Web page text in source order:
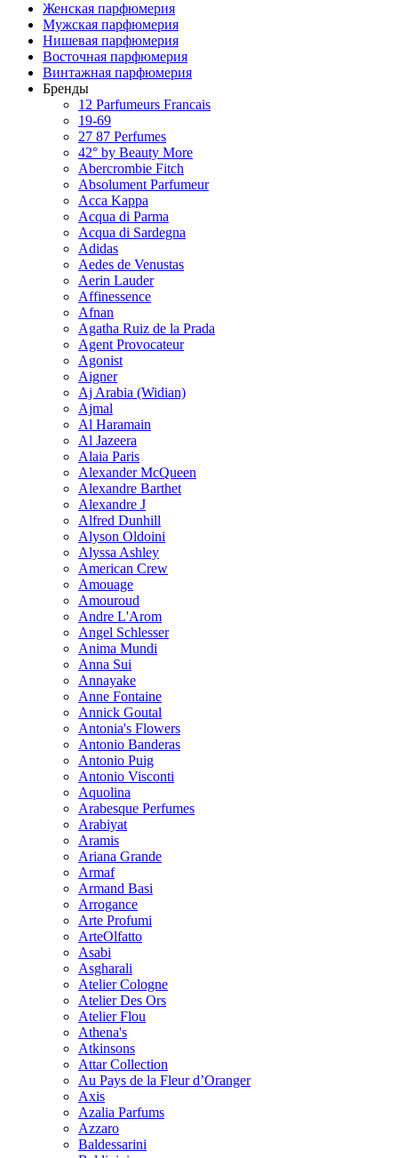
Женская парфюмерия
Мужская парфюмерия
Нишевая парфюмерия
Восточная парфюмерия
Винтажная парфюмерия
Бренды
12 Parfumeurs Francais
19-69
27 87 Perfumes
42° by Beauty More
Abercrombie Fitch
Absolument Parfumeur
Acca Kappa
Acqua di Parma
Acqua di Sardegna
Adidas
Aedes de Venustas
Aerin Lauder
Affinessence
Afnan
Agatha Ruiz de la Prada
Agent Provocateur
Agonist
Aigner
Aj Arabia (Widian)
Ajmal
Al Haramain
Al Jazeera
Alaia Paris
Alexander McQueen
Alexandre Barthet
Alexandre J
Alfred Dunhill
Alyson Oldoini
Alyssa Ashley
American Crew
Amouage
Amouroud
Andre L'Arom
Angel Schlesser
Anima Mundi
Anna Sui
Annayake
Anne Fontaine
Annick Goutal
Antonia's Flowers
Antonio Banderas
Antonio Puig
Antonio Visconti
Aquolina
Arabesque Perfumes
Arabiyat
Aramis
Ariana Grande
Armaf
Armand Basi
Arrogance
Arte Profumi
ArteOlfatto
Asabi
Asgharali
Atelier Cologne
Atelier Des Ors
Atelier Flou
Athena's
Atkinsons
Attar Collection
Au Pays de la Fleur d’Oranger
Axis
Azalia Parfums
Azzaro
Baldessarini